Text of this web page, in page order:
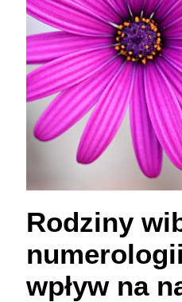
Rodziny
wpływ na